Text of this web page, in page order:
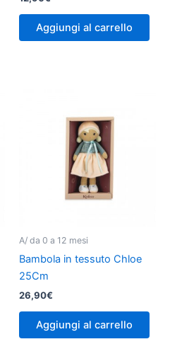
Aggiungi al carrello
A/ da 0 a 12 mesi
Bambola in tessuto Chloe
25Cm
26,90€
Aggiungi al carrello